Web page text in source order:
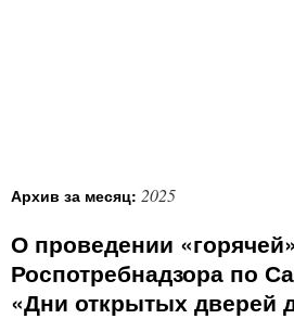
Архив за месяц: 2025
О проведении
Роспотребнадзора по
«Дни открытых дверей